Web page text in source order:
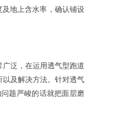
地上含水率，确认铺设
泛，在运用透气型跑道
及解决方法。针对透气
题严峻的话就把面层磨